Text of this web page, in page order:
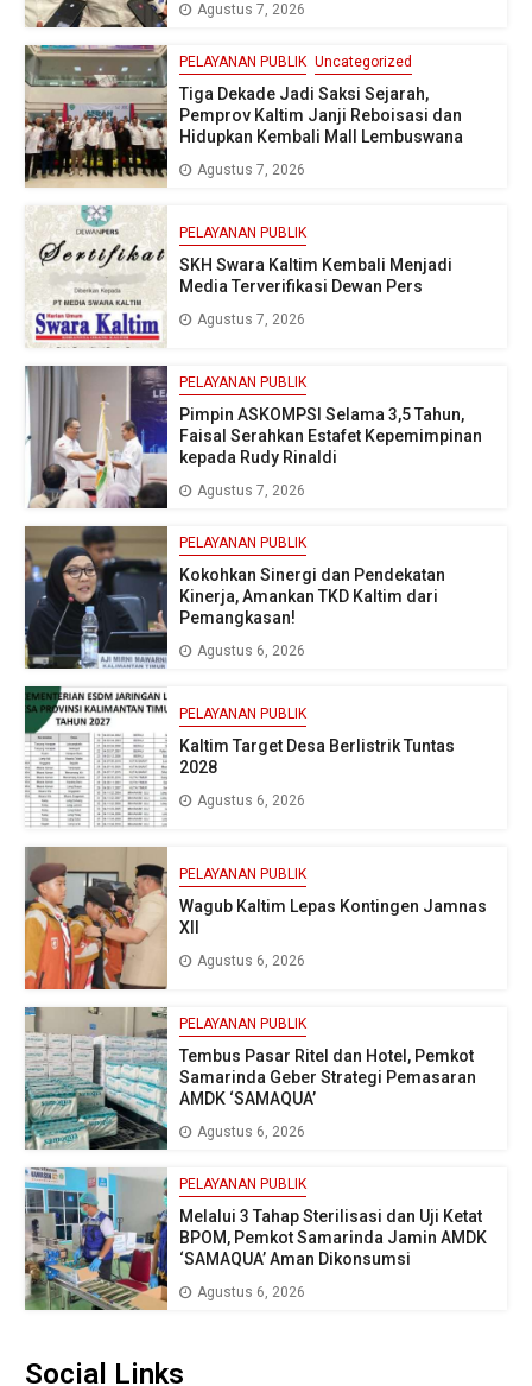
Agustus 7, 2026
PELAYANAN PUBLIK Uncategorized
Tiga Dekade Jadi Saksi Sejarah,
Pemprov Kaltim Janji Reboisasi dan
Hidupkan Kembali Mall Lembuswana
Agustus 7, 2026
PELAYANAN PUBLIK
SKH Swara Kaltim Kembali Menjadi
Media Terverifikasi Dewan Pers
Agustus 7, 2026
PELAYANAN PUBLIK
Pimpin ASKOMPSI Selama 3,5 Tahun,
Faisal Serahkan Estafet Kepemimpinan
kepada Rudy Rinaldi
Agustus 7, 2026
PELAYANAN PUBLIK
Kokohkan Sinergi dan Pendekatan
Kinerja, Amankan TKD Kaltim dari
Pemangkasan!
Agustus 6, 2026
PELAYANAN PUBLIK
Kaltim Target Desa Berlistrik Tuntas
2028
Agustus 6, 2026
PELAYANAN PUBLIK
Wagub Kaltim Lepas Kontingen Jamnas
XII
Agustus 6, 2026
PELAYANAN PUBLIK
Tembus Pasar Ritel dan Hotel, Pemkot
Samarinda Geber Strategi Pemasaran
AMDK ‘SAMAQUA’
Agustus 6, 2026
PELAYANAN PUBLIK
Melalui 3 Tahap Sterilisasi dan Uji Ketat
BPOM, Pemkot Samarinda Jamin AMDK
‘SAMAQUA’ Aman Dikonsumsi
Agustus 6, 2026
Social Links